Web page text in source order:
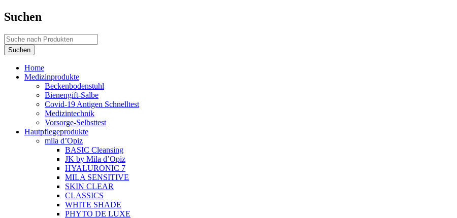
Suchen
Home
Medizinprodukte
Beckenbodenstuhl
Bienengift-Salbe
Covid-19 Antigen Schnelltest
Medizintechnik
Vorsorge-Selbsttest
Hautpflegeprodukte
mila d’Opiz
BASIC Cleansing
JK by Mila d’Opiz
HYALURONIC 7
MILA SENSITIVE
SKIN CLEAR
CLASSICS
WHITE SHADE
PHYTO DE LUXE